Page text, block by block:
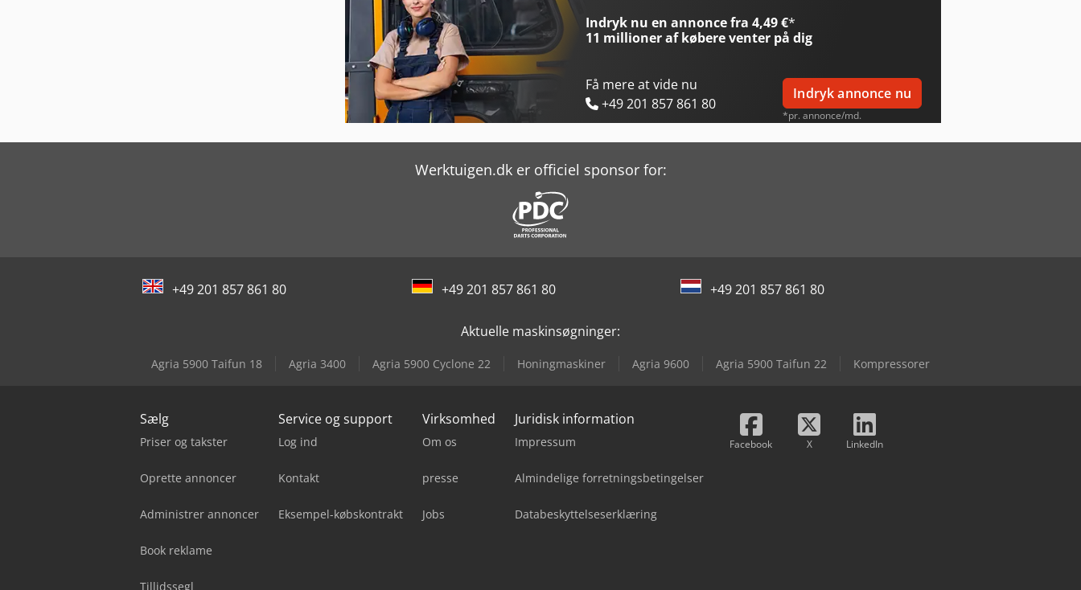
Kögel Cargo
Peugeot Partner
Indryk nu en annonce fra 4,49 €*
11 millioner af købereventer på dig
Få mere at vide nu
+49 201 857 861 80
Indryk annonce nu
*pr. annonce/md.
Werktuigen.dk er officiel sponsor for:
+49 201 857 861 80 +49 201 857 861 80 +49 201 857 861 80
Aktuelle maskinsøgninger:
Agria 5900 Taifun 18 Agria 3400 Agria 5900 Cyclone 22 Honingmaskiner Agria 9600 Agria 5900 Taifun 22 Kompressorer
Sælg
Priser og takster
Oprette annoncer
Administrer annoncer
Book reklame
Tillidssegl
Service og support
Log ind
Kontakt
Eksempel-købskontrakt
Virksomhed
Om os
presse
Jobs
Juridisk information
Impressum
Almindelige forretningsbetingelser
Databeskyttelseserklæring
Facebook X LinkedIn